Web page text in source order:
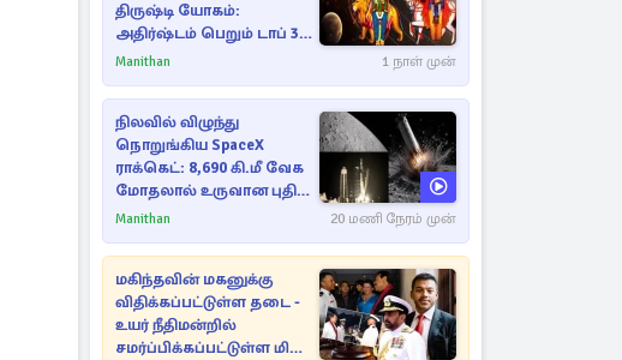
திருஷ்டி யோகம்:
அதிர்ஷ்டம் பெறும் டாப் 3
ராசிகள்!
Manithan 1 நாள் முன்
நிலவில் விழுந்து
நொறுங்கிய SpaceX
ராக்கெட்: 8,690 கி.மீ வேக
மோதலால் உருவான புதிய
பள்ளம்!
Manithan 20 மணி நேரம் முன்
மகிந்தவின் மகனுக்கு
விதிக்கப்பட்டுள்ள தடை -
உயர் நீதிமன்றில்
சமர்ப்பிக்கப்பட்டுள்ள மிக